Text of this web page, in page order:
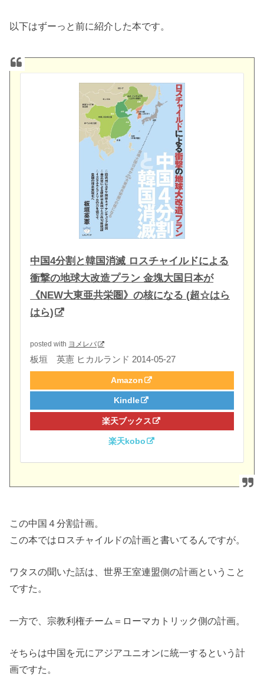
以下はずーっと前に紹介した本です。
中国4分割と韓国消滅 ロスチャイルドによる
衝撃の地球大改造プラン 金塊大国日本が
《NEW大東亜共栄圏》の核になる (超☆はら
はら)
posted with ヨメレバ
板垣 英憲 ヒカルランド 2014-05-27
Amazon
Kindle
楽天ブックス
楽天kobo
この中国４分割計画。
この本ではロスチャイルドの計画と書いてるんですが。
ワタスの聞いた話は、世界王室連盟側の計画ということ
ですた。
一方で、宗教利権チーム＝ローマカトリック側の計画。
そちらは中国を元にアジアユニオンに統一するという計
画ですた。